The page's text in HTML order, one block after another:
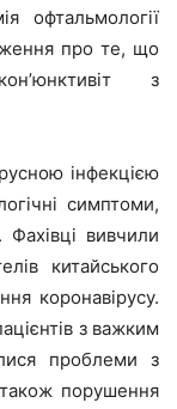
офтальмології
про те, що
з
інфекцією
симптоми,
Фахівці вивчили
китайського
коронавірусу.
з важким
проблеми з
порушення